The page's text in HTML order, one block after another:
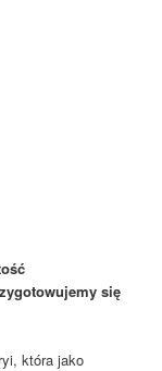
się
która jako